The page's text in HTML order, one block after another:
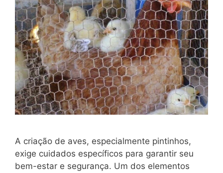
A criação de aves, especialmente pintinhos,
exige cuidados específicos para garantir seu
bem-estar e segurança. Um dos elementos